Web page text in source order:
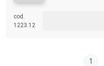
cod.
1223.12
1